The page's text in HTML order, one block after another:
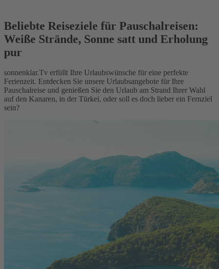
Beliebte Reiseziele für Pauschalreisen:
Weiße Strände, Sonne satt und Erholung
pur
sonnenklar.Tv erfüllt Ihre Urlaubswünsche für eine perfekte
Ferienzeit. Entdecken Sie unsere Urlaubsangebote für Ihre
Pauschalreise und genießen Sie den Urlaub am Strand Ihrer Wahl
auf den Kanaren, in der Türkei, oder soll es doch lieber ein Fernziel
sein?